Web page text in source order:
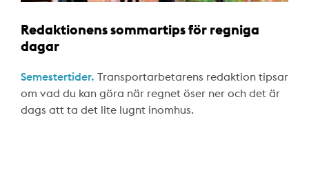
Redaktionens sommartips för regniga
dagar
Semestertider. Transportarbetarens redaktion tipsar
om vad du kan göra när regnet öser ner och det är
dags att ta det lite lugnt inomhus.